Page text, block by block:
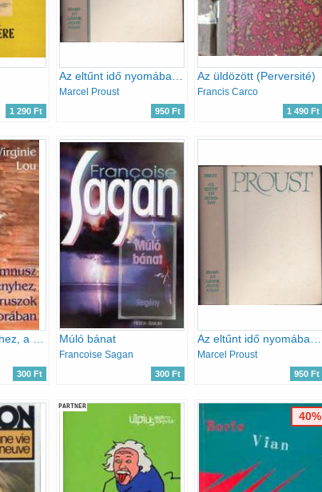
1 290 Ft
Marcel Proust
950 Ft
Az üldözött (Perversité)
Francis Carco
1 490 Ft
Himnusz a fényhez, a dinoszauruszok korában
300 Ft
Múló bánat
Francoise Sagan
300 Ft
Az eltűnt idő nyomában II. - Bimbózó lányok árnyékában
Marcel Proust
950 Ft
PARTNER
40%